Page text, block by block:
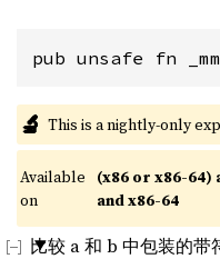
pub unsafe fn
🔬 This is a nightly-only
Available
on
(x86 or x86-64)
and x86-64
比较 a 和 b 中包装的带